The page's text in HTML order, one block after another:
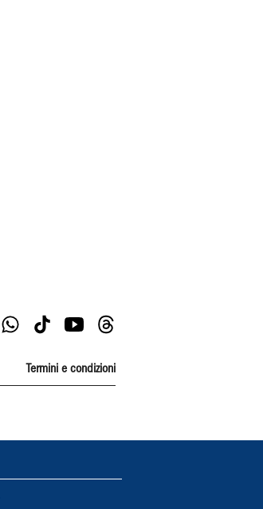
Termini e condizioni